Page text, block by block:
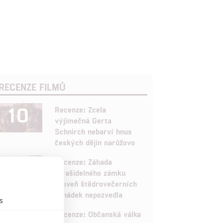
FILMŮ
10
Recenze: Zcela
výjimečná Gerta
Schnirch nebarví hnus
českých dějin narůžovo
Recenze: Záhada
strašidelného zámku
úroveň štědrovečerních
pohádek nepozvedla
Recenze: Občanská válka